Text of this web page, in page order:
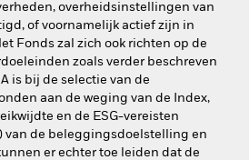
overheidsinstellingen van
of voornamelijk actief zijn in
Fonds zal zich ook richten op de
zoals verder beschreven
is bij de selectie van de
aan de weging van de Index,
en de ESG-vereisten
van de beleggingsdoelstelling en
er echter toe leiden dat de